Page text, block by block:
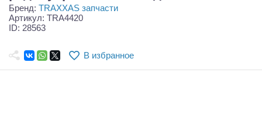
Самолеты
Судомодели
Бренд: TRAXXAS запчасти
Артикул: TRA4420
ID: 28563
В избранное